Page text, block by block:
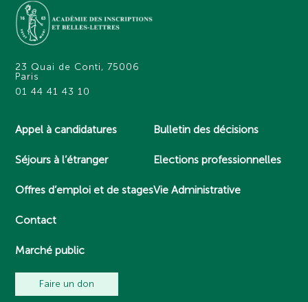
23 Quai de Conti, 75006
Paris
01 44 41 43 10
Appel à candidatures
Séjours à l’étranger
Offres d’emploi et de stages
Contact
Marché public
Bulletin des décisions
Elections professionnelles
Vie Administrative
Faire un don